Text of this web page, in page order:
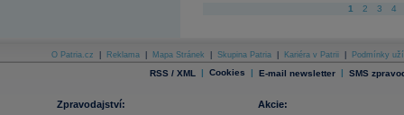
1 2 3 4
O Patria.cz Reklama Mapa Stránek Skupina Patria Kariéra v Patrii Podmínky
RSS / XML | Cookies | E-mail newsletter | SMS
Zpravodajství:
Akcie: